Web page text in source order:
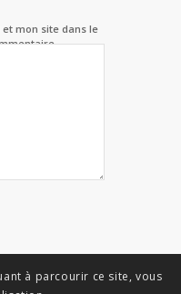
mon site dans le
à parcourir ce site, vous